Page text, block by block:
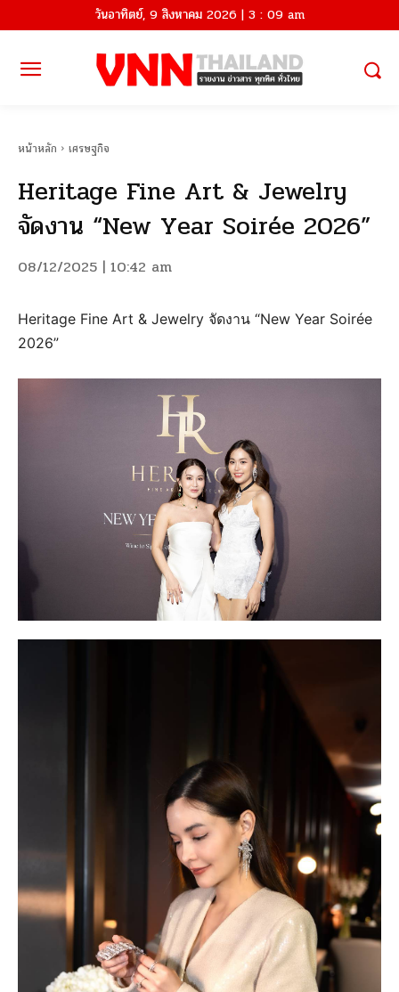
วันอาทิตย์, 9 สิงหาคม 2026 | 3 : 09 am
หน้าหลัก เศรษฐกิจ
Heritage Fine Art & Jewelry
จัดงาน “New Year Soirée 2026”
08/12/2025 | 10:42 am
Heritage Fine Art & Jewelry จัดงาน “New Year Soirée
2026”